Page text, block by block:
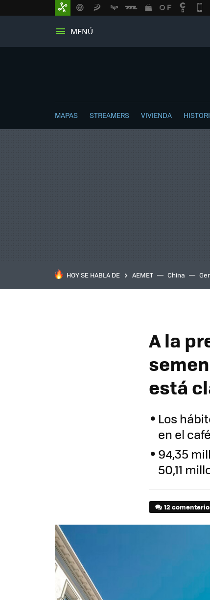
MENÚ
MAPAS STREAMERS VIVIENDA
HOY SE HABLA DE AEMET China
A la
está
Los
en el
94,35
50,11
12